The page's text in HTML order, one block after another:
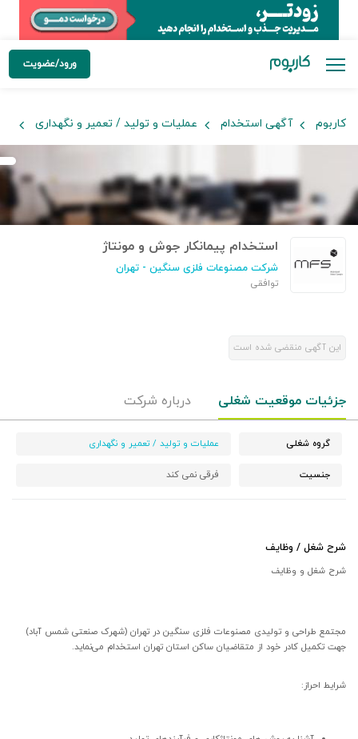
ورود/عضویت
کاربوم آگهی استخدام عملیات و تولید / تعمیر و نگهداری
استخدام پیمانکار جوش و مونتاژ
شرکت مصنوعات فلزی سنگین - تهران
توافقی
این آگهی منقضی شده است
جزئیات موقعیت شغلی درباره شرکت
گروه شغلی عملیات و تولید / تعمیر و نگهداری
جنسیت فرقی نمی کند
شرح شغل / وظایف
شرح شغل و وظایف
مجتمع طراحی و تولیدی مصنوعات فلزی سنگین در تهران (شهرک صنعتی شمس آباد)
جهت تکمیل کادر خود از متقاضیان ساکن استان تهران استخدام می‌نماید.
شرایط احراز: